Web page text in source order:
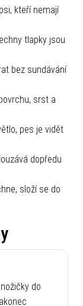
kteří nemají
tlapky jsou
bez sundávání
srst a
pes je vidět
dopředu
složí se do
do